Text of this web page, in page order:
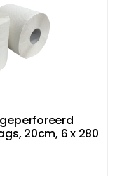
20cm, 6 x 280